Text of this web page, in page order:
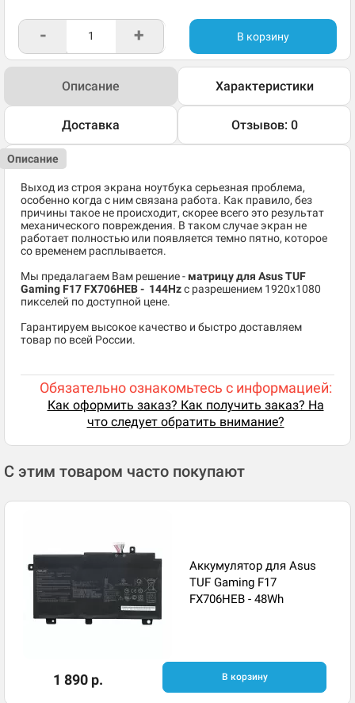
- + В корзину
Описание Характеристики
Доставка Отзывов: 0
Описание
Выход из строя экрана ноутбука серьезная проблема,
особенно когда с ним связана работа. Как правило, без
причины такое не происходит, скорее всего это результат
механического повреждения. В таком случае экран не
работает полностью или появляется темно пятно, которое
со временем расплывается.
Мы предалагаем Вам решение - матрицу для Asus TUF
Gaming F17 FX706HEB - 144Hzc разрешением 1920x1080
пикселей по доступной цене.
Гарантируем высокое качество и быстро доставляем
товар по всей России.
Обязательно ознакомьтесь с информацией:
Как оформить заказ? Как получить заказ? На
что следует обратить внимание?
С этим товаром часто покупают
Аккумулятор для Asus
TUF Gaming F17
FX706HEB - 48Wh
1 890 р. В корзину